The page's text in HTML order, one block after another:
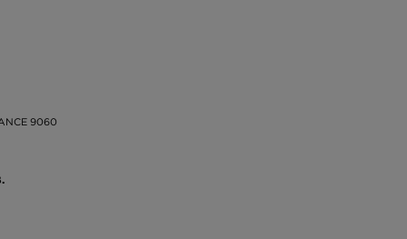
9060